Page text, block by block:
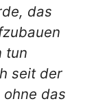
das
tun
seit der
das